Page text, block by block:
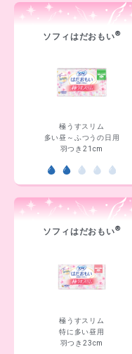
ソフィはだおもい®
極うすスリム
多い昼～ふつうの日用
羽つき21cm
ソフィはだおもい®
極うすスリム
特に多い昼用
羽つき23cm